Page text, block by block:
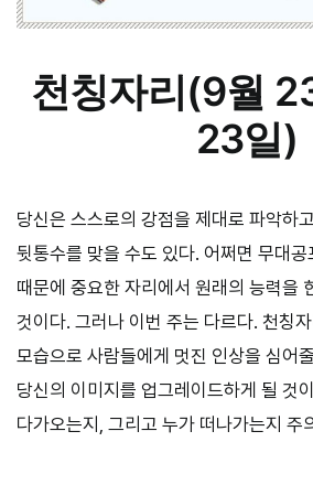
천칭자리(9월
23일)
당신은 스스로의 강점을 제대로 파악하
뒷통수를 맞을 수도 있다. 어쩌면 무대공
때문에 중요한 자리에서 원래의 능력을
것이다. 그러나 이번 주는 다르다. 천칭
모습으로 사람들에게 멋진 인상을 심어
당신의 이미지를 업그레이드하게 될 것
다가오는지, 그리고 누가 떠나가는지 주